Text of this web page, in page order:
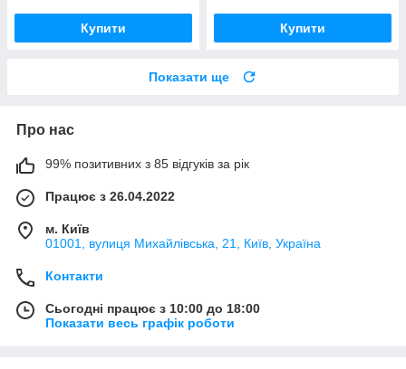
Купити Купити
Показати ще
Про нас
99% позитивних з 85 відгуків за рік
Працює з 26.04.2022
м. Київ
01001, вулиця Михайлівська, 21, Київ, Україна
Контакти
Сьогодні працює з 10:00 до 18:00
Показати весь графік роботи